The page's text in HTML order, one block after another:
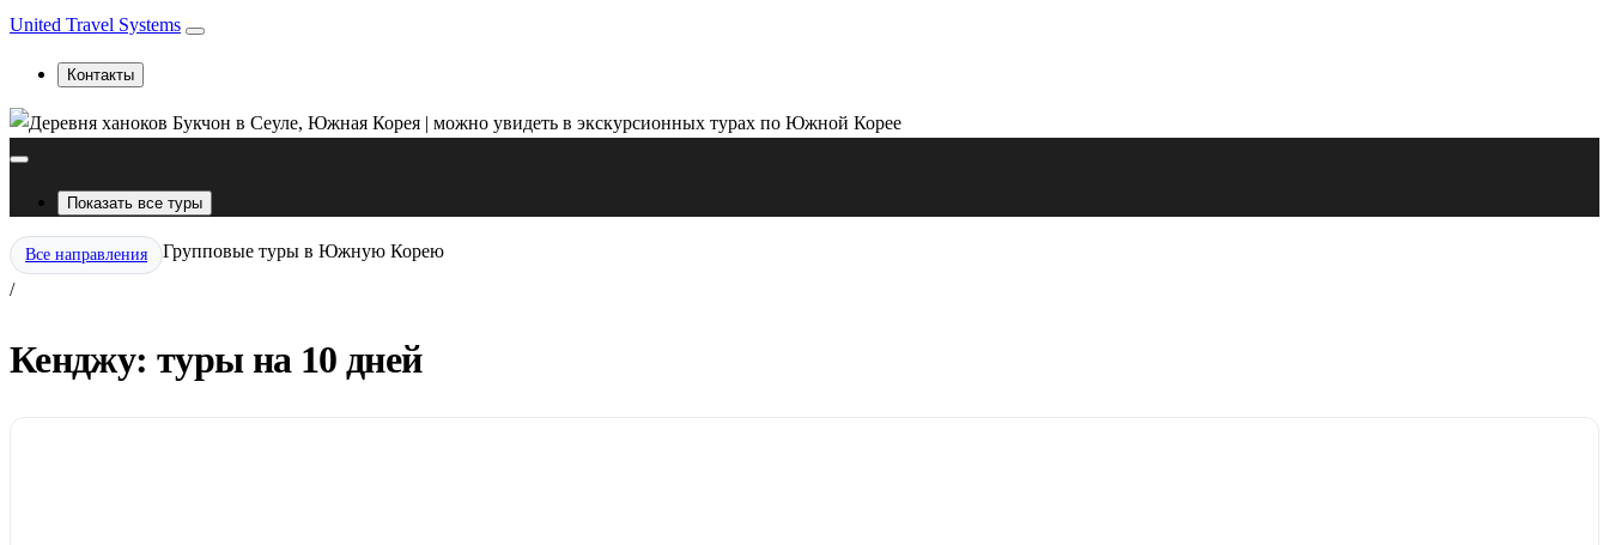
United Travel Systems
Контакты
Показать все туры
Все направления
/
Групповые туры в Южную Корею
Кенджу: туры на 10 дней